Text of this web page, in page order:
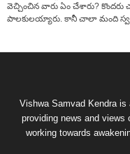
వెచ్చించిన వారు ఏం చేశారు? కొందరు
పాలకులయ్యారు. కానీ చాలా మంది
Vishwa Samvad Kendra is
providing news and views
working towards